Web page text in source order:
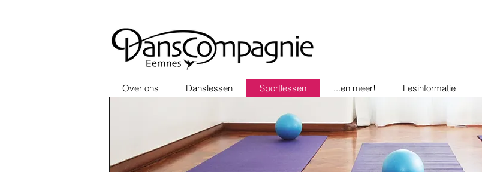
Over ons Danslessen Sportlessen ...en meer! Lesinformatie